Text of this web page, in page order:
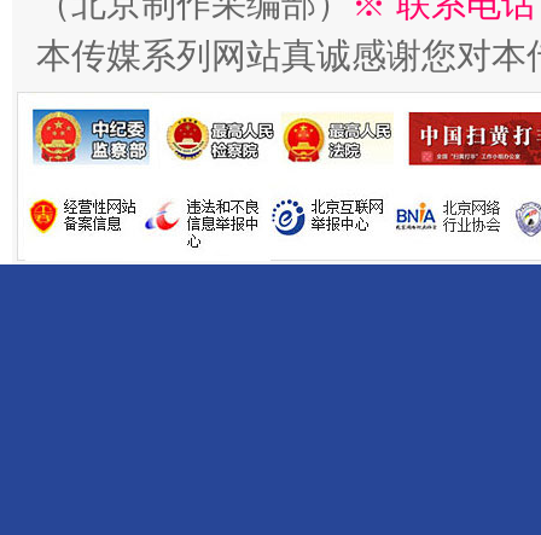
受贿1.44亿！段成刚被判无期 从幼
本传媒系列网站真诚感谢您对